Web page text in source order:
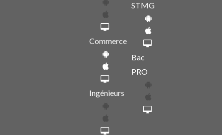
Commerce
Ingénieurs
STMG
Bac
PRO